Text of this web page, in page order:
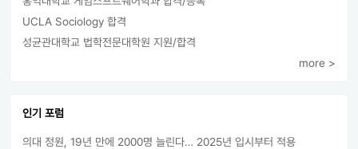
UCLA Sociology 합격
성균관대학교 법학전문대학원 지원/합격
more >
인기 포럼
의대 정원, 19년 만에 2000명 늘린다… 2025년 입시부터 적용